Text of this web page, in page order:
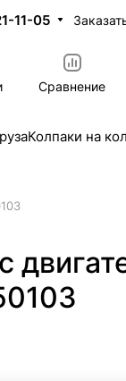
11-05
Сравнение
Колпаки на